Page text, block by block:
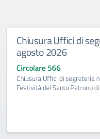
Chiusura Uffici di
agosto 2026
Circolare 566
Chiusura Uffici di segreteria
Festività del Santo Patrono